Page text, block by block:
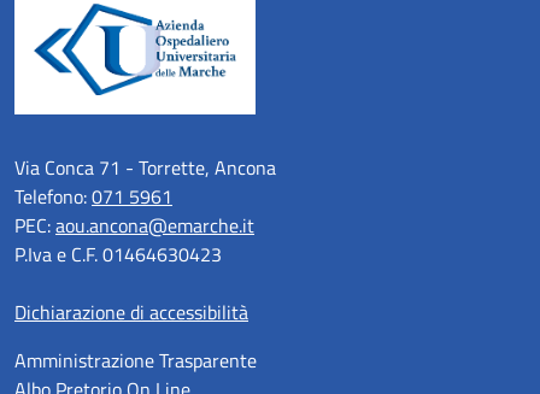
Via Conca 71 - Torrette, Ancona
Telefono:071 5961
PEC:aou.ancona@emarche.it
P.Iva e C.F. 01464630423
Dichiarazione di accessibilità
Amministrazione Trasparente